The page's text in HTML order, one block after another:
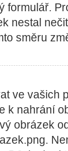
formulář.
nestal
směru
ve vašich
k nahrání
obrázek